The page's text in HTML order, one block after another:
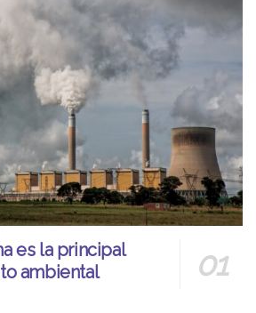
es la principal
ambiental